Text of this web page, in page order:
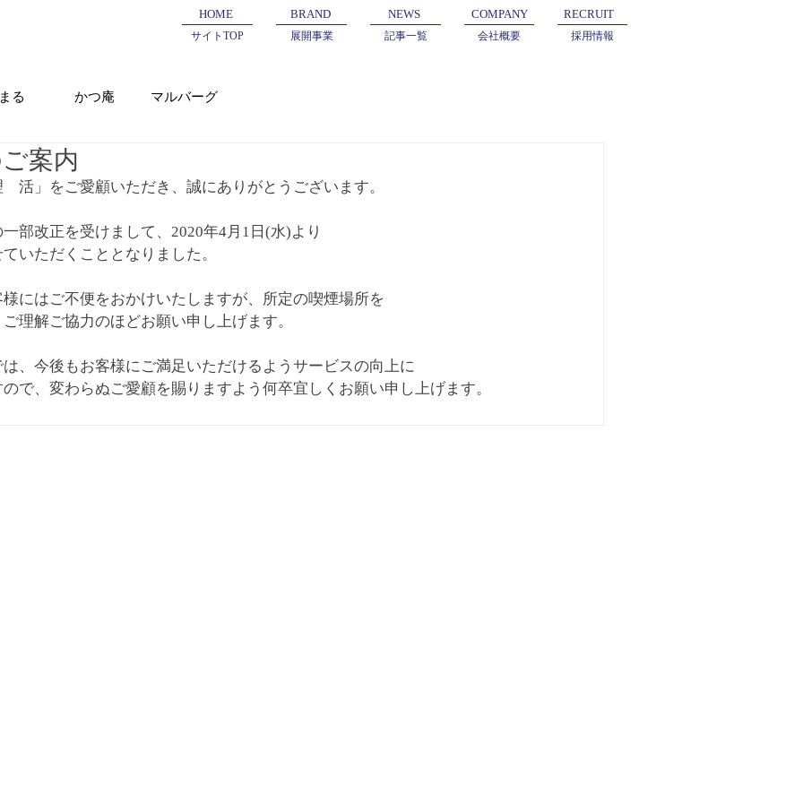
HOME BRAND NEWS COMPANY RECRUIT
サイトTOP 展開事業 記事一覧 会社概要 採用情報
案内
活」をご愛顧いただき、誠にありがとうございます。
部改正を受けまして、2020年4月1日(水)より
いただくこととなりました。
にはご不便をおかけいたしますが、所定の喫煙場所を
理解ご協力のほどお願い申し上げます。
は、今後もお客様にご満足いただけるようサービスの向上に
で、変わらぬご愛顧を賜りますよう何卒宜しくお願い申し上げます。
る マルバーグ
かつ庵